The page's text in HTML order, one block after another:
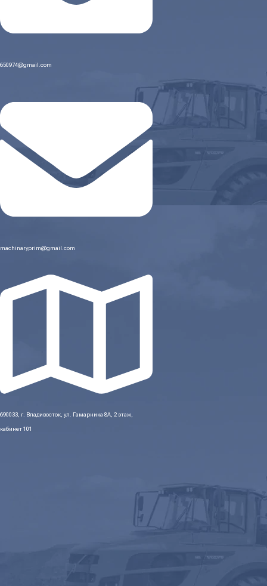
650974@gmail.com
machinaryprim@gmail.com
690033, г. Владивосток, ул. Гамарника 8А, 2 этаж,
кабинет 101